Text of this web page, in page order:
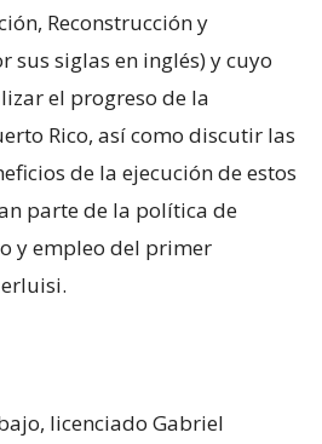
Reconstrucción y
sus siglas en inglés) y cuyo
el progreso de la
Rico, así como discutir las
de la ejecución de estos
parte de la política de
y empleo del primer
licenciado Gabriel